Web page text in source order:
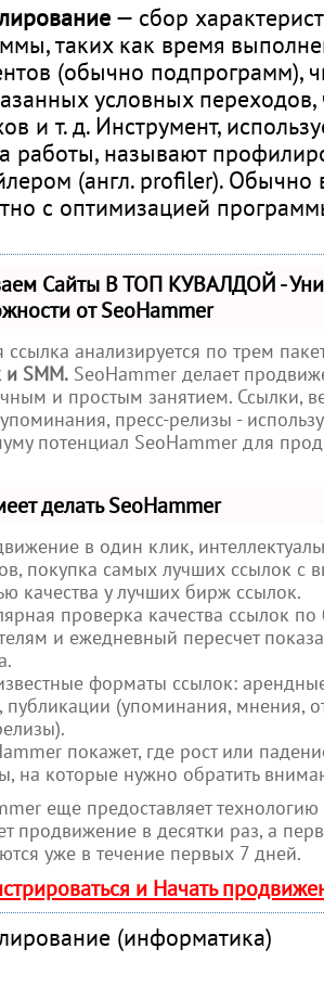
— сбор
таких как время
(обычно подпрограмм),
условных
и т. д. Инструмент,
работы, называют
(англ. profiler). Обычно
с оптимизацией
Сайты В ТОП КУВАЛДОЙ -
от SeoHammer
ссылка анализируется по трем
SMM.SeoHammer делает
и простым занятием. Ссылки,
упоминания, пресс-релизы -
потенциал SeoHammer для
делать SeoHammer
в один клик,
покупка самых лучших ссылок с
качества у лучших бирж ссылок.
проверка качества ссылок
и ежедневный пересчет
форматы ссылок:
публикации (упоминания, мнения,
покажет, где рост или
на которые нужно обратить
еще предоставляет технологию
продвижение в десятки раз, а
уже в течение первых 7 дней.
и Начать
(информатика)